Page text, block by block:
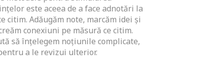
este aceea de a face adnotări la
Adăugăm note, marcăm idei și
conexiuni pe măsură ce citim.
să înțelegem noțiunile complicate,
a le revizui ulterior.